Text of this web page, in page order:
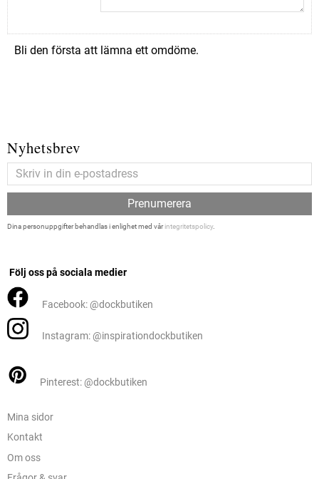
Bli den första att lämna ett omdöme.
Nyhetsbrev
Prenumerera
Dina personuppgifter behandlas i enlighet med vårintegritetspolicy.
Följ oss på sociala medier
Facebook: @dockbutiken
Instagram: @inspirationdockbutiken
Pinterest: @dockbutiken
Mina sidor
Kontakt
Om oss